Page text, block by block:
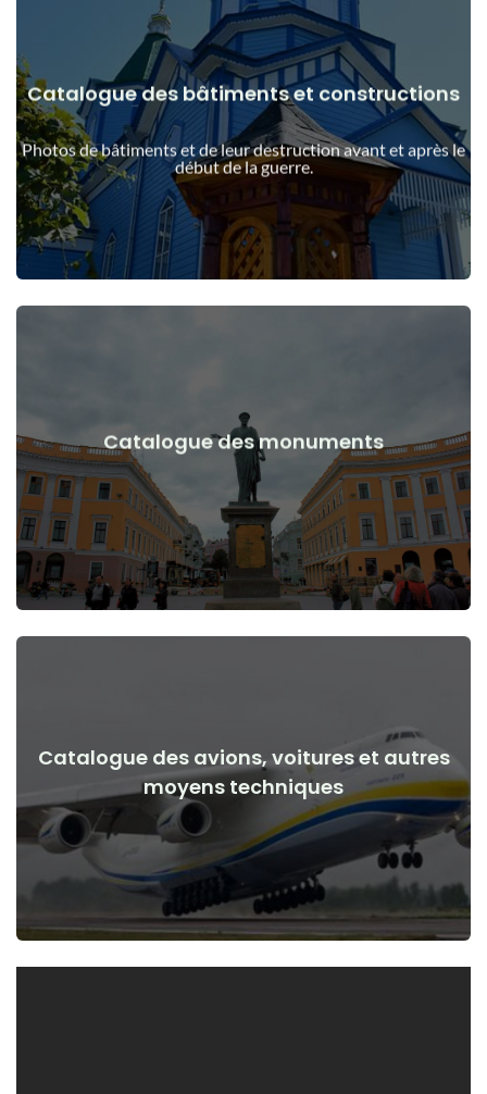
Catalogue des bâtiments et constructions
Photos de bâtiments et de leur destruction avant et après le
début de la guerre.
Bâtiments, structures, objets avant et après le début de la
guerre
Voir les détails
Catalogue des monuments
Monuments, œuvres d'art avant et après le début de la
guerre
Voir les détails
Catalogue des avions, voitures et autres
moyens techniques
Avions, voitures, moyens techniques avant et après le début
de la guerre
Voir les détails